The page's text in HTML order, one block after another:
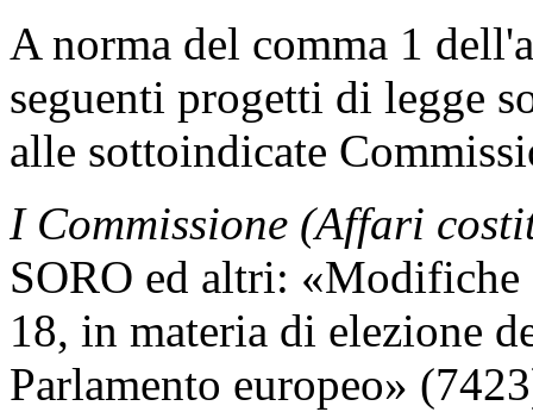
A norma del comma 1
seguenti progetti di legge
alle sottoindicate
I Commissione (Affari
SORO ed altri: «Modifiche
18, in materia di elezione
Parlamento europeo»